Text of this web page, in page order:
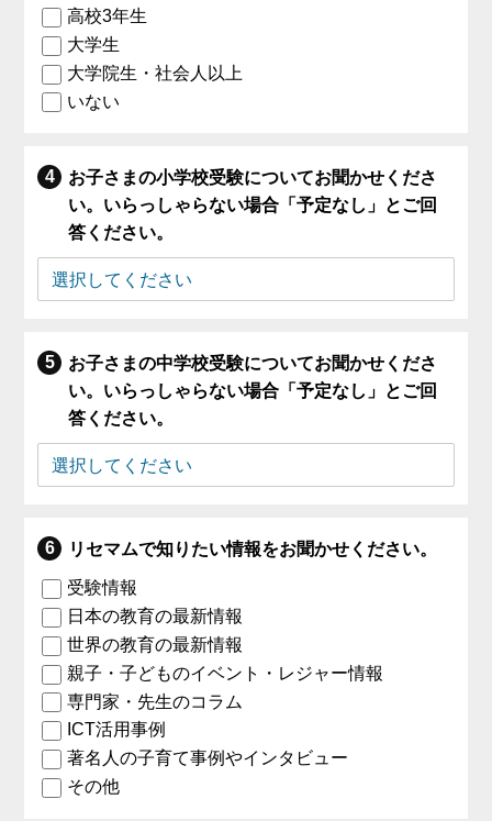
高校3年生
大学生
大学院生・社会人以上
いない
お子さまの小学校受験についてお聞かせくださ
い。いらっしゃらない場合「予定なし」とご回
答ください。
お子さまの中学校受験についてお聞かせくださ
い。いらっしゃらない場合「予定なし」とご回
答ください。
リセマムで知りたい情報をお聞かせください。
受験情報
日本の教育の最新情報
世界の教育の最新情報
親子・子どものイベント・レジャー情報
専門家・先生のコラム
ICT活用事例
著名人の子育て事例やインタビュー
その他